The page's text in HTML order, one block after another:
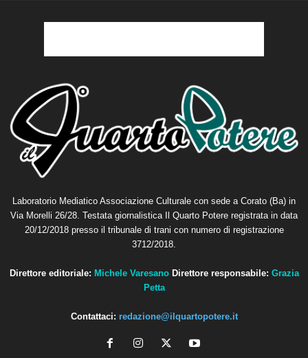
Laboratorio Mediatico Associazione Culturale con sede a Corato (Ba) in
Via Morelli 26/28. Testata giornalistica Il Quarto Potere registrata in data
20/12/2018 presso il tribunale di trani con numero di registrazione
3712/2018.
Direttore editoriale: Michele Varesano Direttore responsabile: Grazia
Petta
Contattaci: redazione@ilquartopotere.it